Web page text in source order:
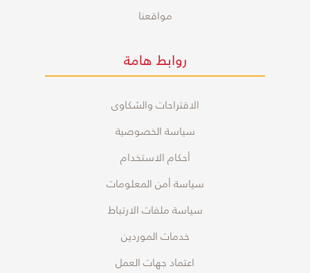
مواقعنا
روابط هامة
الاقتراحات والشكاوى
سياسة الخصوصية
أحكام الاستخدام
سياسة أمن المعلومات
سياسة ملفات الارتباط
خدمات الموردين
اعتماد جهات العمل